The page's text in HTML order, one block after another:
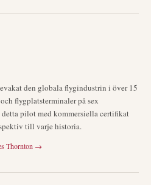
den globala flygindustrin i över 15
flygplatsterminaler på sex
pilot med kommersiella certifikat
till varje historia.
Thornton →